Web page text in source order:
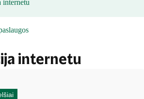
internetu
internetu